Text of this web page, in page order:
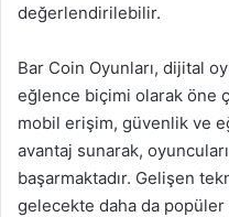
değerlendirilebilir.
Bar Coin Oyunları, dijital
eğlence biçimi olarak öne
mobil erişim, güvenlik ve
avantaj sunarak,
başarmaktadır. Gelişen
gelecekte daha da